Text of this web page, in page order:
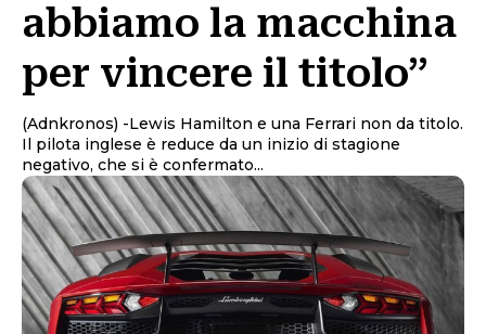
abbiamo la macchina
per vincere il titolo”
(Adnkronos) -Lewis Hamilton e una Ferrari non da titolo.
Il pilota inglese è reduce da un inizio di stagione
negativo, che si è confermato...